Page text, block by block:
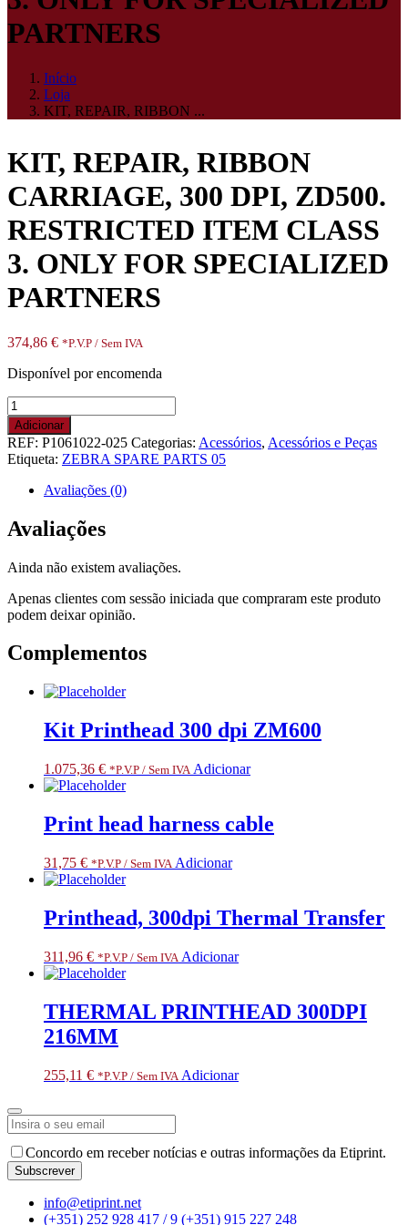
PARTNERS
Início
Loja
KIT, REPAIR, RIBBON ...
KIT, REPAIR, RIBBON
CARRIAGE, 300 DPI, ZD500.
RESTRICTED ITEM CLASS
3. ONLY FOR SPECIALIZED
PARTNERS
374,86 € *P.V.P / Sem IVA
Disponível por encomenda
Quantidade
de
KIT,
REPAIR,
RIBBON
CARRIAGE,
DPI,
ZD500.
ITEM
3.
ONLY
SPECIALIZED
PARTNERS
Adicionar
REF: P1061022-025 Categorias: Acessórios, Acessórios e Peças
Etiqueta: ZEBRA SPARE PARTS 05
Avaliações (0)
Avaliações
Ainda não existem avaliações.
Apenas clientes com sessão iniciada que compraram este produto
podem deixar opinião.
Complementos
Kit Printhead 300 dpi ZM600
1.075,36 € *P.V.P / Sem IVA Adicionar
Print head harness cable
31,75 € *P.V.P / Sem IVA Adicionar
Printhead, 300dpi Thermal Transfer
311,96 € *P.V.P / Sem IVA Adicionar
THERMAL PRINTHEAD 300DPI
216MM
255,11 € *P.V.P / Sem IVA Adicionar
Concordo em receber notícias e outras informações da Etiprint.
Subscrever
Website*
info@etiprint.net
(+351) 252 928 417 / 9 (+351) 915 227 248